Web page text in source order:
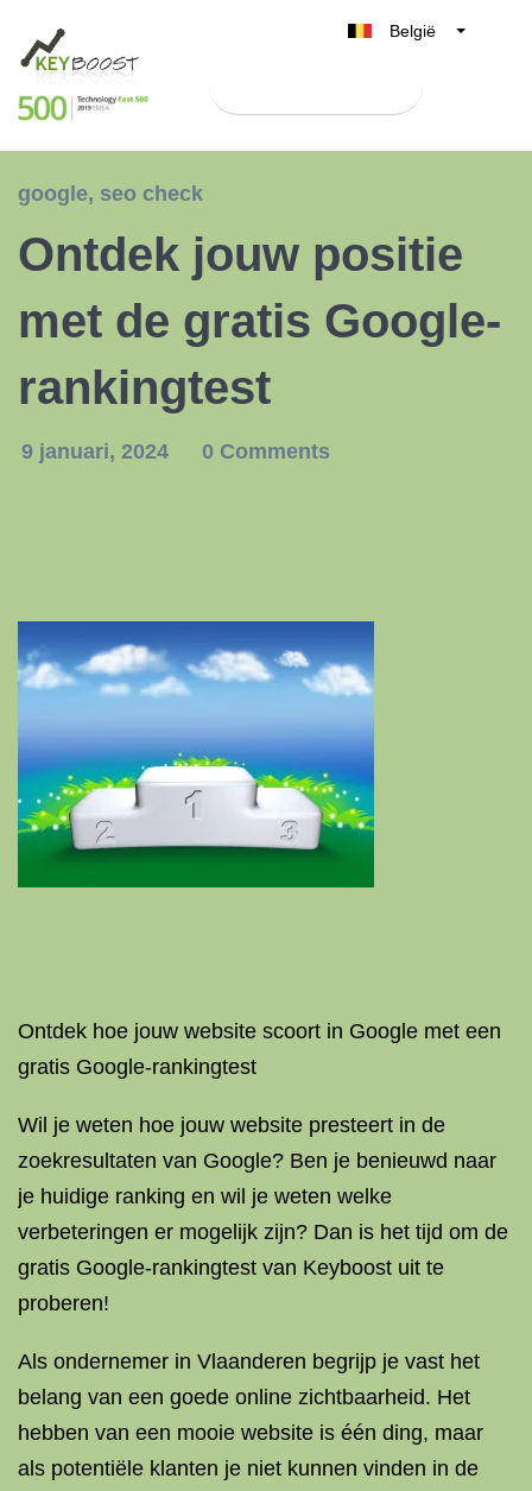
België
Nederland
España
google, seo check
Ontdek jouw positie
met de gratis Google-
rankingtest
9 januari, 2024 0 Comments
Ontdek hoe jouw website scoort in Google met een
gratis Google-rankingtest
Wil je weten hoe jouw website presteert in de
zoekresultaten van Google? Ben je benieuwd naar
je huidige ranking en wil je weten welke
verbeteringen er mogelijk zijn? Dan is het tijd om de
gratis Google-rankingtest van Keyboost uit te
proberen!
Als ondernemer in Vlaanderen begrijp je vast het
belang van een goede online zichtbaarheid. Het
hebben van een mooie website is één ding, maar
als potentiële klanten je niet kunnen vinden in de